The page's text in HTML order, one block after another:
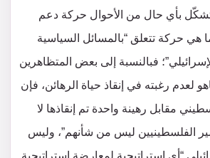
تشكّل بأي حال من الأحوال حركة دعم
هي حركة تتعلق “بالمسائل السياسية
فبالنسبة إلى بعض المتظاهرين
لعدم رغبته في إنقاذ حياة الرهائن، فإن
فلسطيني مقابل رهينة واحدة تم إنقاذها لا
الفلسطينيين ليس من شأنهم”، وليس
“أي استراتيجية لمعارضة استراتيجية